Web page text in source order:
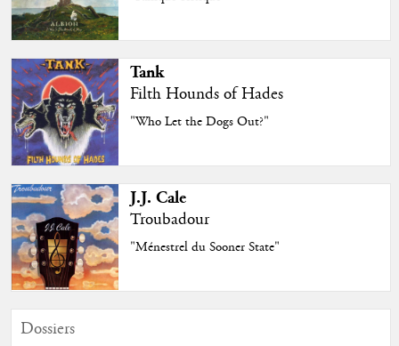
Tank
Filth Hounds of Hades
"Who Let the Dogs Out?"
J.J. Cale
Troubadour
"Ménestrel du Sooner State"
Dossiers